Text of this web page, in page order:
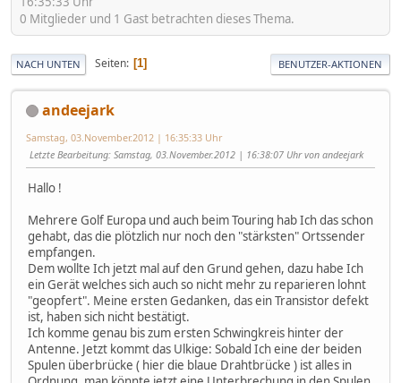
0 Mitglieder und 1 Gast betrachten dieses Thema.
NACH UNTEN Seiten 1 BENUTZER-AKTIONEN
andeejark
Samstag, 03.November.2012 | 16:35:33 Uhr
Letzte Bearbeitung: Samstag, 03.November.2012 | 16:38:07 Uhr von andeejark
Hallo !
Mehrere Golf Europa und auch beim Touring hab Ich das schon
gehabt, das die plötzlich nur noch den "stärksten" Ortssender
empfangen.
Dem wollte Ich jetzt mal auf den Grund gehen, dazu habe Ich
ein Gerät welches sich auch so nicht mehr zu reparieren lohnt
"geopfert". Meine ersten Gedanken, das ein Transistor defekt
ist, haben sich nicht bestätigt.
Ich komme genau bis zum ersten Schwingkreis hinter der
Antenne. Jetzt kommt das Ulkige: Sobald Ich eine der beiden
Spulen überbrücke ( hier die blaue Drahtbrücke ) ist alles in